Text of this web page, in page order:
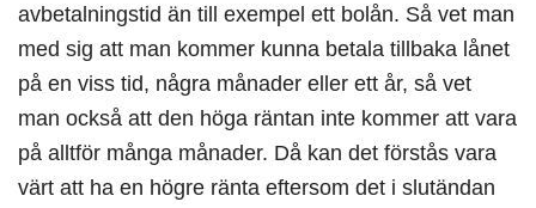
avbetalningstid än till exempel ett bolån. Så vet man
med sig att man kommer kunna betala tillbaka lånet
på en viss tid, några månader eller ett år, så vet
man också att den höga räntan inte kommer att vara
på alltför många månader. Då kan det förstås vara
värt att ha en högre ränta eftersom det i slutändan